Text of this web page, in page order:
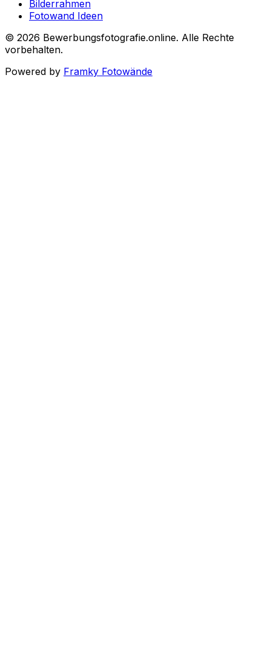
Bilderrahmen
Fotowand Ideen
© 2026 Bewerbungsfotografie.online. Alle Rechte
vorbehalten.
Powered by Framky Fotowände